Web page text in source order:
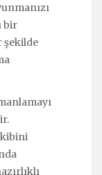
bir
şekilde